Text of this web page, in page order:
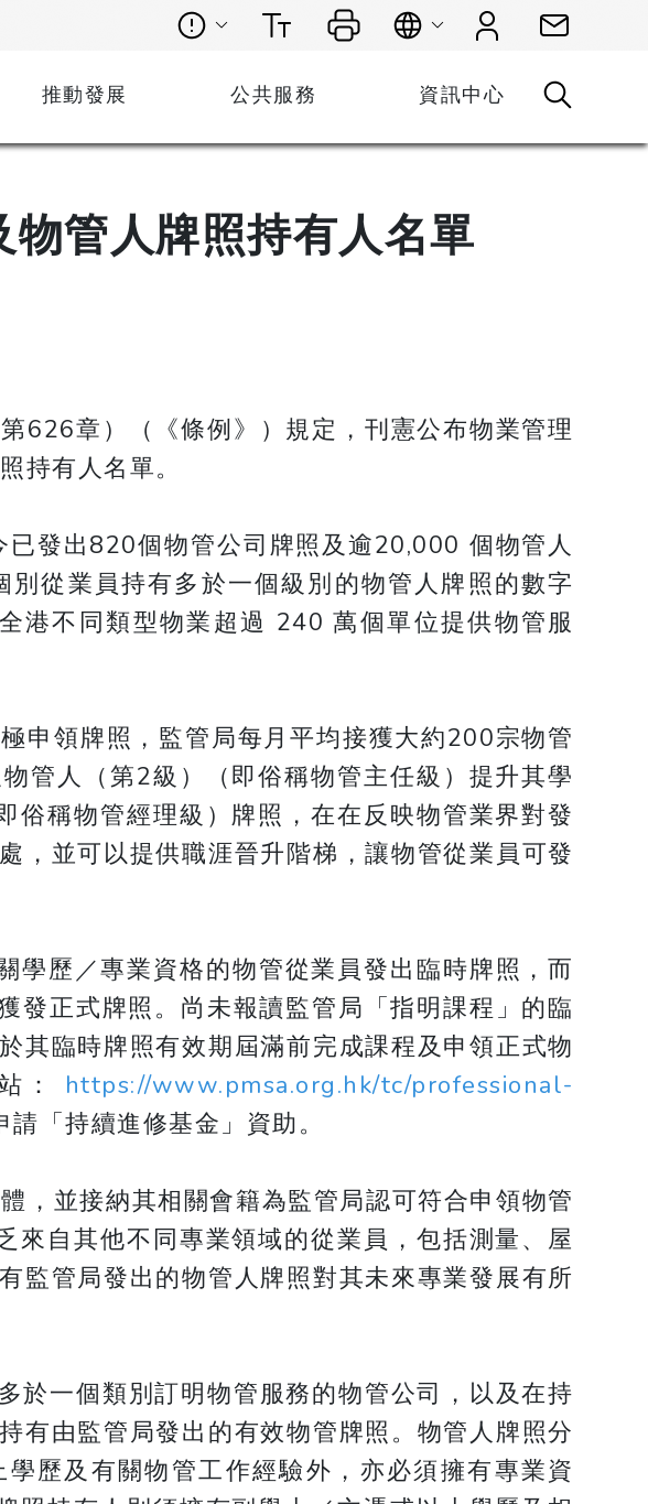
推動發展 公共服務 資訊中心
管人牌照持有人名單
626章）（《條例》）規定，刊憲公布物業管理
持有人名單。
發出820個物管公司牌照及逾20,000 個物管人
從業員持有多於一個級別的物管人牌照的數字
港不同類型物業超過 240 萬個單位提供物管服
申領牌照，監管局每月平均接獲大約200宗物管
管人（第2級）（即俗稱物管主任級）提升其學
稱物管經理級）牌照，在在反映物管業界對發
，並可以提供職涯晉升階梯，讓物管從業員可發
歷／專業資格的物管從業員發出臨時牌照，而
正式牌照。尚未報讀監管局「指明課程」的臨
其臨時牌照有效期屆滿前完成課程及申領正式物
： https://www.pmsa.org.hk/tc/professional-
「持續進修基金」資助。
，並接納其相關會籍為監管局認可符合申領物管
自其他不同專業領域的從業員，包括測量、屋
監管局發出的物管人牌照對其未來專業發展有所
於一個類別訂明物管服務的物管公司，以及在持
有由監管局發出的有效物管牌照。物管人牌照分
歷及有關物管工作經驗外，亦必須擁有專業資